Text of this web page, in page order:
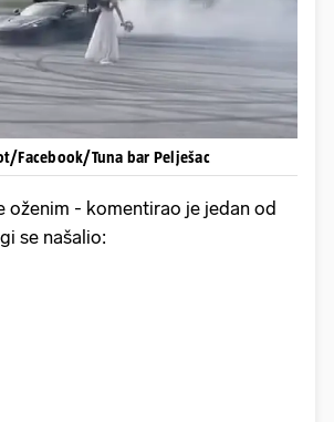
Facebook/Tuna bar Pelješac
oženim - komentirao je jedan od
se našalio: